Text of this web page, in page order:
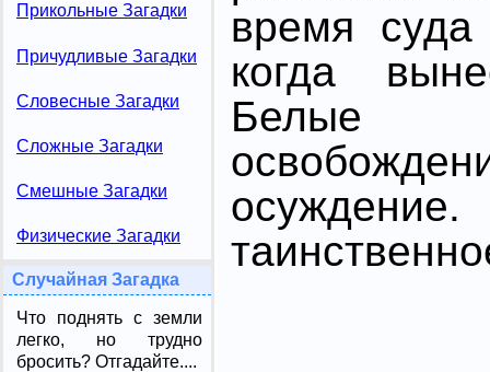
Прикольные Загадки
Причудливые Загадки
Словесные Загадки
Сложные Загадки
Смешные Загадки
Физические Загадки
Случайная Загадка
Что поднять с земли
легко, но трудно
бросить? Отгадайте....
время суда
когда
Белые